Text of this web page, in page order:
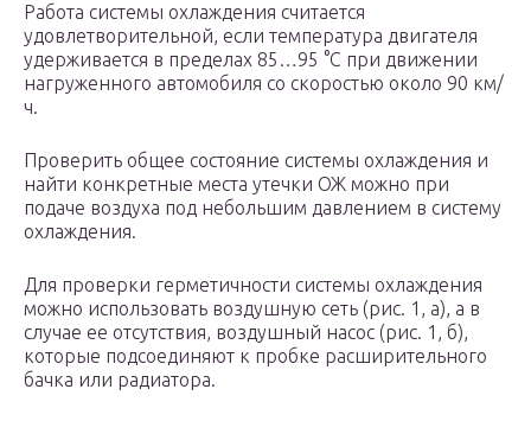
Работа системы охлаждения считается
удовлетворительной, если температура двигателя
удерживается в пределах 85…95 °С при движении
нагруженного автомобиля со скоростью около 90 км/
ч.
Проверить общее состояние системы охлаждения и
найти конкретные места утечки ОЖ можно при
подаче воздуха под небольшим давлением в систему
охлаждения.
Для проверки герметичности системы охлаждения
можно использовать воздушную сеть (рис. 1, а), а в
случае ее отсутствия, воздушный насос (рис. 1, б),
которые подсоединяют к пробке расширительного
бачка или радиатора.